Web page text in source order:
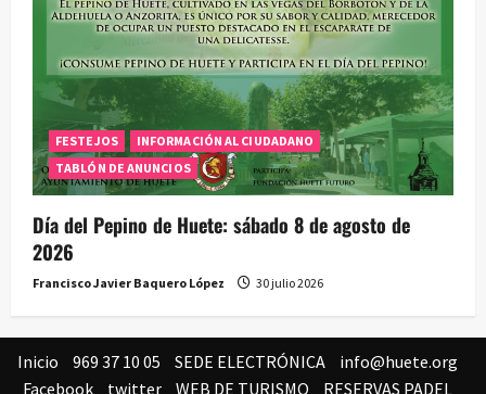
FESTEJOS
INFORMACIÓN AL CIUDADANO
TABLÓN DE ANUNCIOS
Día del Pepino de Huete: sábado 8 de agosto de
2026
Francisco Javier Baquero López 30 julio 2026
Inicio 969 37 10 05 SEDE ELECTRÓNICA
info@huete.org
Facebook
twitter WEB DE TURISMO RESERVAS PADEL